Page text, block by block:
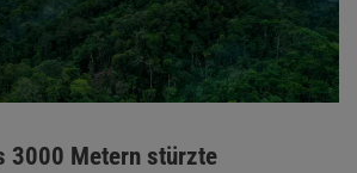
3000 Metern stürzte